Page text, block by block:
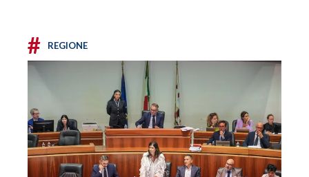
# REGIONE